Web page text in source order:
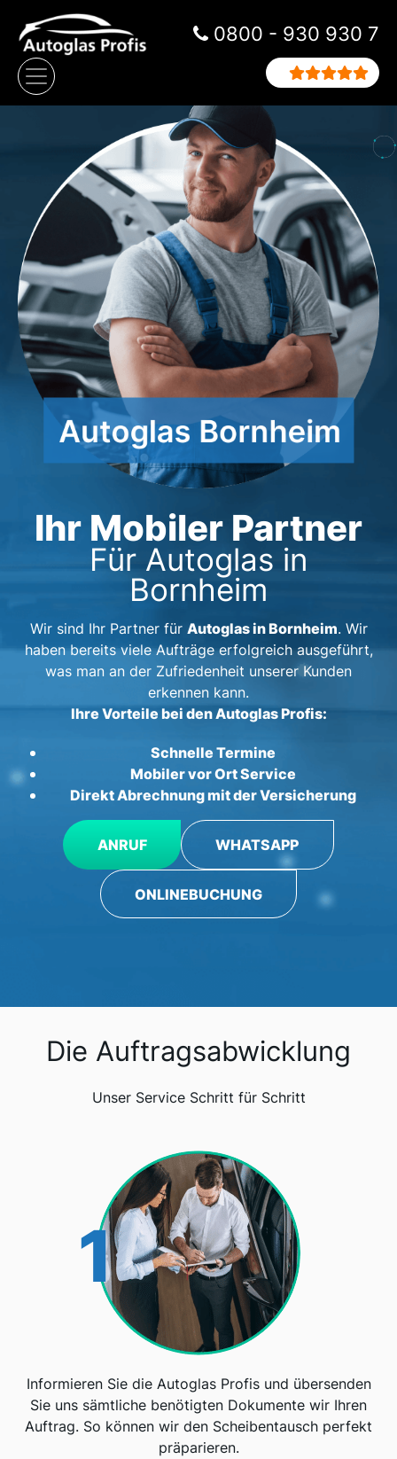
Zum Inhalt springen
Hauptnavigation
0800 - 930 930 7
Ihr Mobiler Partner
Für Autoglas in
Bornheim
Wir sind Ihr Partner für Autoglas in Bornheim. Wir
haben bereits viele Aufträge erfolgreich ausgeführt,
was man an der Zufriedenheit unserer Kunden
erkennen kann.
Ihre Vorteile bei den Autoglas Profis:
Schnelle Termine
Mobiler vor Ort Service
Direkt Abrechnung mit der Versicherung
ANRUF WHATSAPP
ONLINEBUCHUNG
Die Auftragsabwicklung
Unser Service Schritt für Schritt
1
Informieren Sie die Autoglas Profis und übersenden
Sie uns sämtliche benötigten Dokumente wir Ihren
Auftrag. So können wir den Scheibentausch perfekt
präparieren.